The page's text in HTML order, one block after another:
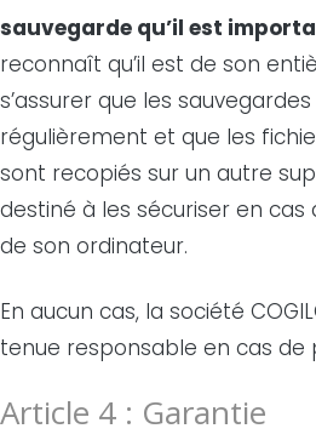
sauvegarde qu’il est
reconnaît qu’il est de son
s’assurer que les
régulièrement et que les
sont recopiés sur un autre
destiné à les sécuriser en cas
de son ordinateur.
En aucun cas, la société
tenue responsable en cas de
Article 4 : Garantie